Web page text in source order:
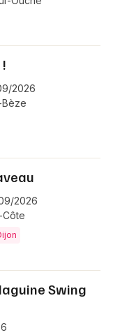
2026
2026
Côte
Swing